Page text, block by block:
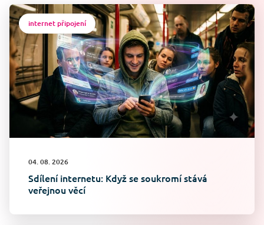
internet připojení
04. 08. 2026
Sdílení internetu: Když se soukromí stává
veřejnou věcí